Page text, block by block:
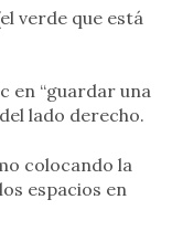
verde que está
en “guardar una
lado derecho.
colocando la
espacios en